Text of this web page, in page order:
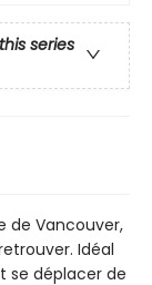
series
de Vancouver,
Idéal
se déplacer de